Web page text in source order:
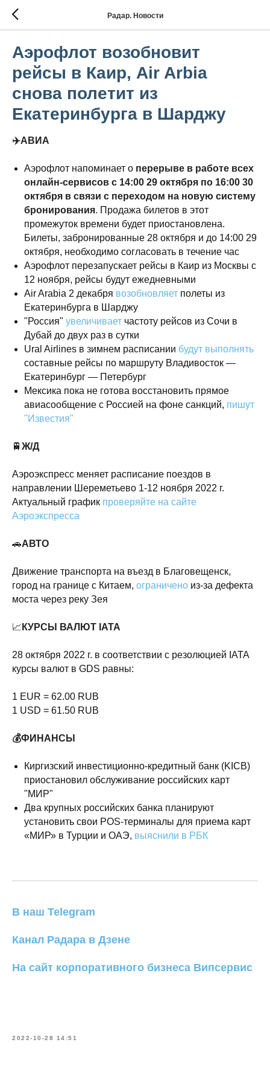
Радар. Новости
Аэрофлот возобновит
рейсы в Каир, Air Arbia
снова полетит из
Екатеринбурга в Шарджу
✈️АВИА
Аэрофлот напоминает о перерыве в работе всех
онлайн-сервисов с 14:00 29 октября по 16:00 30
октября в связи с переходом на новую систему
бронирования. Продажа билетов в этот
промежуток времени будет приостановлена.
Билеты, забронированные 28 октября и до 14:00 29
октября, необходимо согласовать в течение час
Аэрофлот перезапускает рейсы в Каир из Москвы с
12 ноября, рейсы будут ежедневными
Air Arabia 2 декабря возобновляет полеты из
Екатеринбурга в Шарджу
"Россия" увеличивает частоту рейсов из Сочи в
Дубай до двух раз в сутки
Ural Airlines в зимнем расписании будут выполнять
составные рейсы по маршруту Владивосток —
Екатеринбург — Петербург
Мексика пока не готова восстановить прямое
авиасообщение с Россией на фоне санкций, пишут
"Известия"
🚆 Ж/Д
Аэроэкспресс меняет расписание поездов в
направлении Шереметьево 1-12 ноября 2022 г.
Актуальный график проверяйте на сайте
Аэроэкспресса
🚗АВТО
Движение транспорта на въезд в Благовещенск,
город на границе с Китаем, ограничено из-за дефекта
моста через реку Зея
📈 КУРСЫ ВАЛЮТ IATA
28 октября 2022 г. в соответствии с резолюцией IATA
курсы валют в GDS равны:
1 EUR = 62.00 RUB
1 USD = 61.50 RUB
💰ФИНАНСЫ
Киргизский инвестиционно-кредитный банк (KICB)
приостановил обслуживание российских карт
"МИР"
Два крупных российских банка планируют
установить свои POS-терминалы для приема карт
«МИР» в Турции и ОАЭ, выяснили в РБК
В наш Telegram
Канал Радара в Дзене
На сайт корпоративного бизнеса Випсервис
2022-10-28 14:51